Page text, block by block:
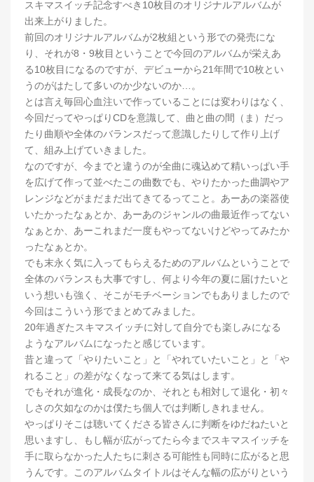
スキマスイッチ記念すべき10枚目のオリジナルアルバムが
出来上がりました。
前回のオリジナルアルバムが2枚組という形での発売にな
り、それが8・9枚目ということで今回のアルバムが栄えあ
る10枚目になるのですが、デビューから21年間で10枚とい
うのがはたして多いのか少ないのか…。
とは言え毎回心血注いで作っていることには変わりはなく、
今回だってやっぱりCDを意識して、曲と曲の間（ま）だっ
たり曲順や全体のバランスだって意識したりして作り上げ
て、組み上げていきました。
なのですが、今までと違うのが全曲に魂込めて精いっぱい手
を広げて作って並べたこの曲数でも、やりたかった曲調やア
レンジなどがまだまだ出てきてるってこと。あーあの楽器使
いたかったなぁとか、あーあのジャンルの曲最近作ってない
なぁとか、あーこれまだ一度もやってないけどやってみたか
ったなぁとか。
でも末永く気に入ってもらえるためのアルバムということで
全体のバランスも大事ですし、何より今年の夏に届けたいと
いう想いも強く、そこがモチベーションでもありましたので
今回はこういう形でまとめてみました。
20年過ぎたスキマスイッチに対して自分でも楽しみになる
ようなアルバムになったと感じています。
昔と違って「やりたいこと」と「やれていたいこと」と「や
れること」の差がなくなって来てる気はします。
でもそれが進化・成長なのか、それとも相対して退化・初々
しさの欠如なのかは僕たち個人では判断しきれません。
やっぱりそこは聴いてくださる皆さんに判断をゆだねたいと
思いますし、もし幅が広がってたら今までスキマスイッチを
手に取らなかった人たちに刺さる可能性も同時に広がると思
うんです。このアルバムタイトルはそんな幅の広がりという